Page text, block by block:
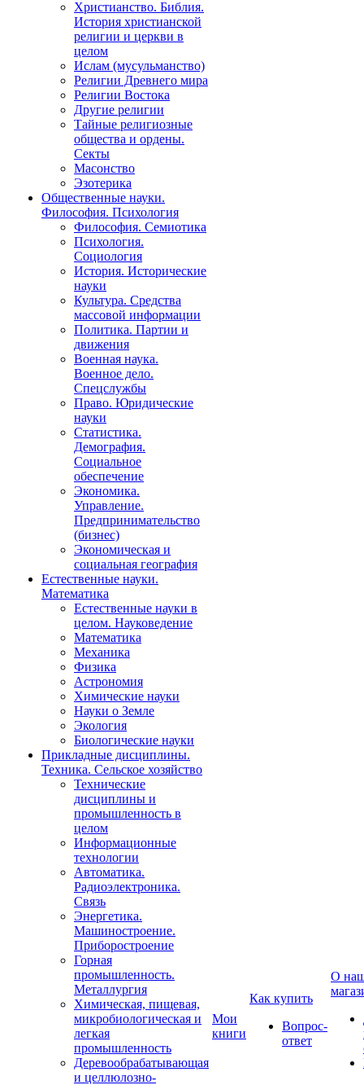
Христианство. Библия.
История христианской
религии и церкви в
целом
Ислам (мусульманство)
Религии Древнего мира
Религии Востока
Другие религии
Тайные религиозные
общества и ордены.
Секты
Масонство
Эзотерика
Общественные науки.
Философия. Психология
Философия. Семиотика
Психология.
Социология
История. Исторические
науки
Культура. Средства
массовой информации
Политика. Партии и
движения
Военная наука.
Военное дело.
Спецслужбы
Право. Юридические
науки
Статистика.
Демография.
Социальное
обеспечение
Экономика.
Управление.
Предпринимательство
(бизнес)
Экономическая и
социальная география
Естественные науки.
Математика
Естественные науки в
целом. Науковедение
Математика
Механика
Физика
Астрономия
Химические науки
Науки о Земле
Экология
Биологические науки
Прикладные дисциплины.
Техника. Сельское хозяйство
Технические
дисциплины и
промышленность в
целом
Информационные
технологии
Автоматика.
Радиоэлектроника.
Связь
Энергетика.
Машиностроение.
Приборостроение
Горная
промышленность.
Металлургия
Химическая, пищевая,
микробиологическая и
легкая
промышленность
Деревообрабатывающая
и целлюлозно-
Мои
книги
Как купить
Вопрос-
ответ
О